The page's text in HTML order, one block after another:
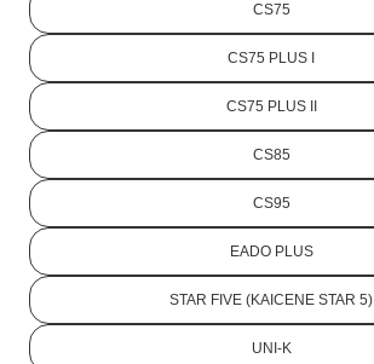
CS75
CS75 PLUS I
CS75 PLUS II
CS85
CS95
EADO PLUS
STAR FIVE (KAICENE STAR 5)
UNI-K